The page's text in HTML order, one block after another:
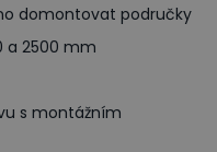
domontovat područky
a 2500 mm
s montážním